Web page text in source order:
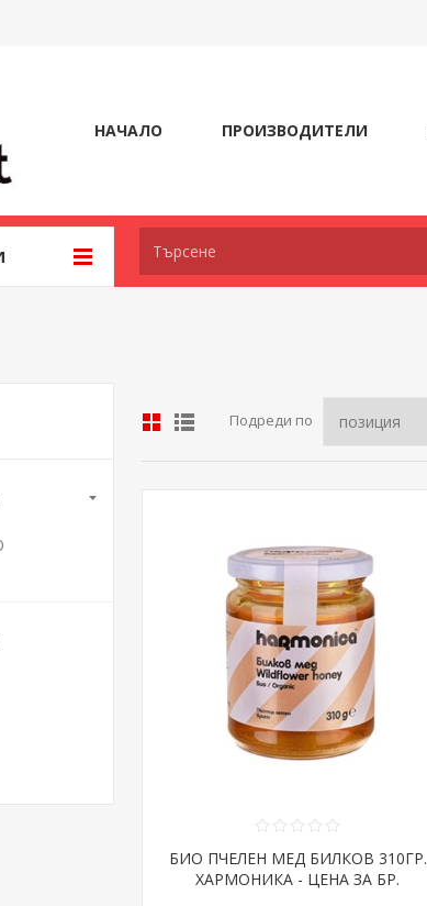
НАЧАЛО ПРОИЗВОДИТЕЛИ
Подреди по
БИО ПЧЕЛЕН МЕД БИЛКОВ 310ГР.
ХАРМОНИКА - ЦЕНА ЗА БР.